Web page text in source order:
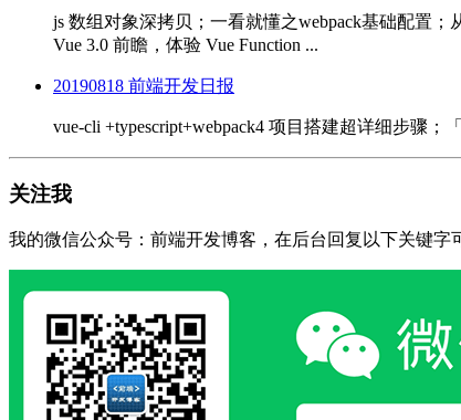
js 数组对象深拷贝；一看就懂之webpack基础配置
Vue 3.0 前瞻，体验 Vue Function ...
20190818 前端开发日报
vue-cli +typescript+webpack4 项目搭建超详细步骤；
关注我
我的微信公众号：前端开发博客，在后台回复以下关键字